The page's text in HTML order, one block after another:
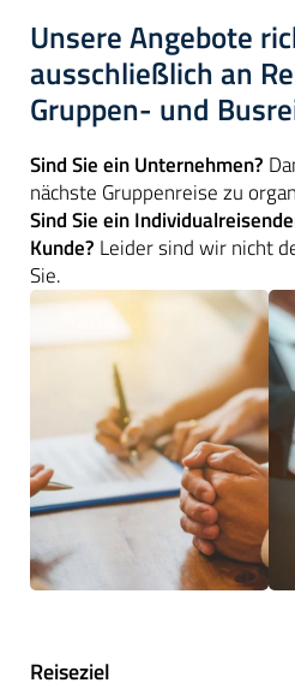
Unsere Angebote
ausschließlich an
Gruppen- und
Sind Sie ein Unternehmen?
nächste Gruppenreise zu
Sind Sie ein
Kunde? Leider sind wir nicht
Sie.
Reiseziel